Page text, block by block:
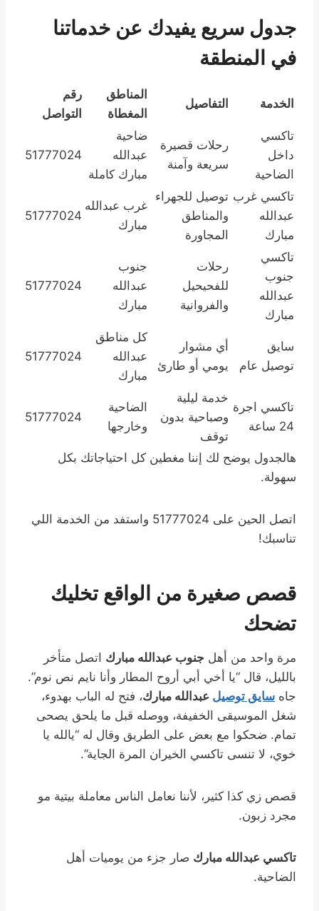
جدول سريع يفيدك عن خدماتنا
في المنطقة
الخدمة التفاصيل
المناطق
المغطاة
رقم
التواصل
تاكسي
داخل
الضاحية
رحلات قصيرة
سريعة وآمنة
ضاحية
عبدالله
مبارك كاملة
51777024
تاكسي غرب
عبدالله
مبارك
توصيل للجهراء
والمناطق
المجاورة
غرب عبدالله
مبارك
51777024
تاكسي
جنوب
عبدالله
مبارك
رحلات
للفحيحيل
والفروانية
جنوب
عبدالله
مبارك
51777024
سايق
توصيل عام
أي مشوار
يومي أو طارئ
كل مناطق
عبدالله
مبارك
51777024
تاكسي اجرة
24 ساعة
خدمة ليلية
وصباحية بدون
توقف
الضاحية
وخارجها
51777024
هالجدول يوضح لك إننا مغطين كل احتياجاتك بكل
سهولة.
اتصل الحين على 51777024 واستفد من الخدمة اللي
تناسبك!
قصص صغيرة من الواقع تخليك
تضحك
مرة واحد من أهل جنوب عبدالله مبارك اتصل متأخر
بالليل، قال “يا أخي أبي أروح المطار وأنا نايم نص نوم”.
جاه سايق توصيل عبدالله مبارك، فتح له الباب بهدوء،
شغل الموسيقى الخفيفة، ووصله قبل ما يلحق يصحى
تمام. ضحكوا مع بعض على الطريق وقال له “يالله يا
خوي، لا تنسى تاكسي الخيران المرة الجاية”.
قصص زي كذا كثير، لأننا نعامل الناس معاملة بيتية مو
مجرد زبون.
تاكسي عبدالله مبارك صار جزء من يوميات أهل
الضاحية.